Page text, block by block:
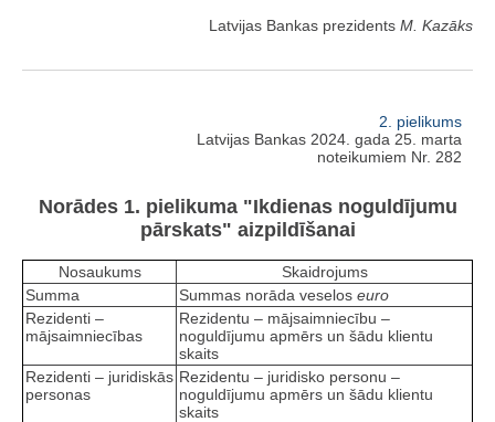
Latvijas Bankas prezidents M. Kazāks
2. pielikums
Latvijas Bankas 2024. gada 25. marta
noteikumiem Nr. 282
Norādes 1. pielikuma "Ikdienas noguldījumu
pārskats" aizpildīšanai
Nosaukums
Skaidrojums
Summa
Summas norāda veselos euro
Rezidenti –
mājsaimniecības
Rezidentu – mājsaimniecību –
noguldījumu apmērs un šādu klientu
skaits
Rezidenti – juridiskās
personas
Rezidentu – juridisko personu –
noguldījumu apmērs un šādu klientu
skaits